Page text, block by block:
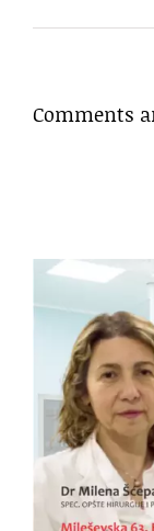
Comments